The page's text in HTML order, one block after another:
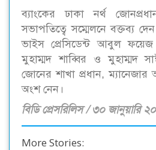
ব্যাংকের ঢাকা নর্থ
সভাপতিত্বে সম্মেলনে বক্তব্য
ভাইস প্রেসিডেন্ট আবুল ফয়েজ
মুহাম্মদ শাব্বির ও মুহাম্মদ
জোনের শাখা প্রধান, ম্যানেজার
অংশ নেন।
বিডি প্রেসরিলিস / ৩০
More Stories: